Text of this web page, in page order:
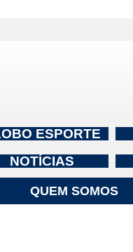
ESPORTE
NOTÍCIAS
QUEM SOMOS